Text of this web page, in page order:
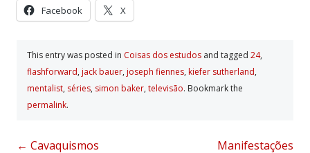
Facebook X
This entry was posted in Coisas dos estudos and tagged 24,
flashforward, jack bauer, joseph fiennes, kiefer sutherland,
mentalist, séries, simon baker, televisão. Bookmark the
permalink.
← Cavaquismos Manifestações